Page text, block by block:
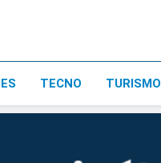
TECNO TURISMO